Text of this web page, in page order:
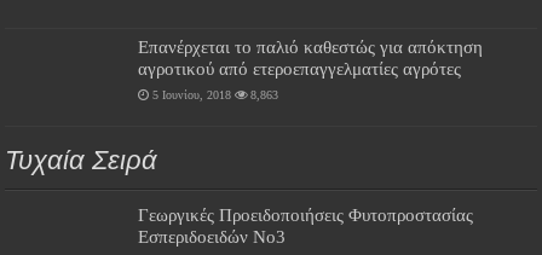
Επανέρχεται το παλιό καθεστώς για απόκτηση
αγροτικού από ετεροεπαγγελματίες αγρότες
5 Ιουνίου, 2018 8,863
Τυχαία Σειρά
Γεωργικές Προειδοποιήσεις Φυτοπροστασίας
Εσπεριδοειδών Νο3